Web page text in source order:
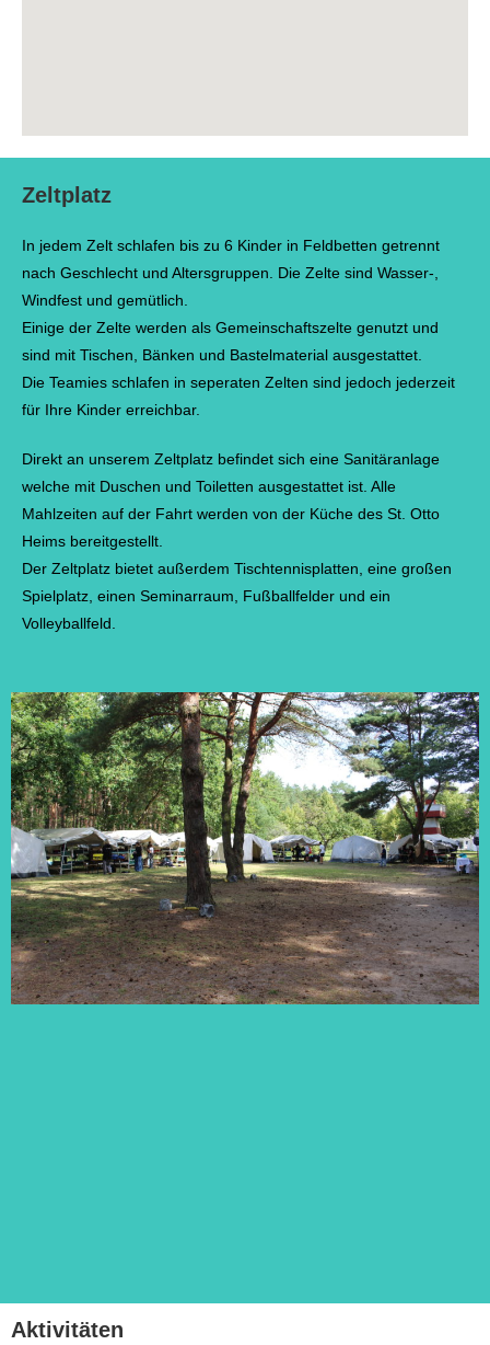
Zeltplatz
In jedem Zelt schlafen bis zu 6 Kinder in Feldbetten getrennt
nach Geschlecht und Altersgruppen. Die Zelte sind Wasser-,
Windfest und gemütlich.
Einige der Zelte werden als Gemeinschaftszelte genutzt und
sind mit Tischen, Bänken und Bastelmaterial ausgestattet.
Die Teamies schlafen in seperaten Zelten sind jedoch jederzeit
für Ihre Kinder erreichbar.
Direkt an unserem Zeltplatz befindet sich eine Sanitäranlage
welche mit Duschen und Toiletten ausgestattet ist. Alle
Mahlzeiten auf der Fahrt werden von der Küche des St. Otto
Heims bereitgestellt.
Der Zeltplatz bietet außerdem Tischtennisplatten, eine großen
Spielplatz, einen Seminarraum, Fußballfelder und ein
Volleyballfeld.
Aktivitäten